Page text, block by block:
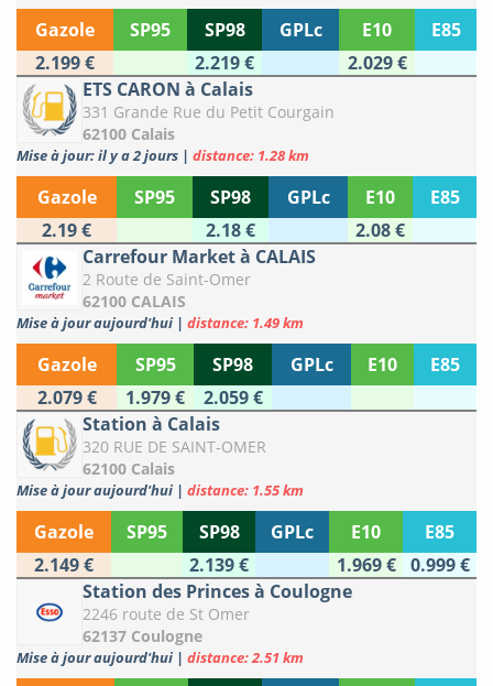
Gazole SP95 SP98 GPLc E10
E85
2.199 €
2.219 €
2.029 €
ETS CARON à Calais
331 Grande Rue du Petit Courgain
62100 Calais
Mise à jour: il y a 2 jours | distance: 1.28 km
Gazole SP95 SP98 GPLc E10
E85
2.19 €
2.18 €
2.08 €
Carrefour Market à CALAIS
2 Route de Saint-Omer
62100 CALAIS
Mise à jour aujourd'hui | distance: 1.49 km
Gazole SP95 SP98 GPLc E10
E85
2.079 €
1.979 €
2.059 €
Station à Calais
320 RUE DE SAINT-OMER
62100 Calais
Mise à jour aujourd'hui | distance: 1.55 km
Gazole SP95 SP98 GPLc E10
E85
2.149 €
2.139 € 1.969 €
0.999 €
Station des Princes à Coulogne
2246 route de St Omer
62137 Coulogne
Mise à jour aujourd'hui | distance: 2.51 km